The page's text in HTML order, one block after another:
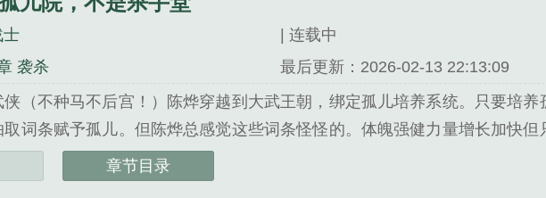
士
| 连载中
袭杀
最后更新：2026-02-13 22:13:09
（不种马不后宫！）陈烨穿越到大武王朝，绑定孤儿培养系统。只要培养
词条赋予孤儿。但陈烨总感觉这些词条怪怪的。体魄强健力量增长加快但
物等生活技能天赋增强机括手上技法天赋大大增强毅力只要有恒心，没有
到的事物将伴随一生但...
章节目录